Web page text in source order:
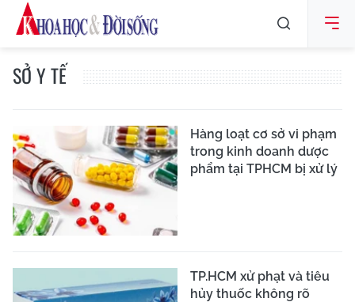
SỞ Y TẾ
Hàng loạt cơ sở vi phạm
trong kinh doanh dược
phẩm tại TPHCM bị xử lý
TP.HCM xử phạt và tiêu
hủy thuốc không rõ